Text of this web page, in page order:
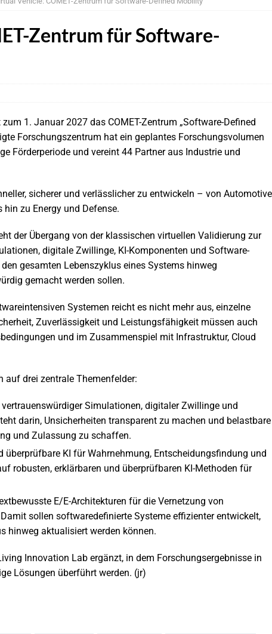
Markt: Produktion im Juli rückläufig BRANCHEN-NEWS
Zunahme bei Pkw-Neuzulassungen in Deutschland im Juli 2026
Licht für autonome Uber-Fahrten in London BRANCHEN-NEWS
wächst kräftig – Auftragseingänge erreichen Rekordniveau
Führung in der EMEA-Region neu BRANCHEN-NEWS
KI-Workflows für die Cybersecurity-Validierung
Zentrum für Software-
1. Januar 2027 das COMET-Zentrum „Software-Defined
Forschungszentrum hat ein geplantes Forschungsvolumen
Förderperiode und vereint 44 Partner aus Industrie und
sicherer und verlässlicher zu entwickeln – von Automotive
zu Energy und Defense.
der Übergang von der klassischen virtuellen Validierung zur
digitale Zwillinge, KI-Komponenten und Software-
gesamten Lebenszyklus eines Systems hinweg
gemacht werden sollen.
Systemen reicht es nicht mehr aus, einzelne
Zuverlässigkeit und Leistungsfähigkeit müssen auch
und im Zusammenspiel mit Infrastruktur, Cloud
auf drei zentrale Themenfelder:
Simulationen, digitaler Zwillinge und
darin, Unsicherheiten transparent zu machen und belastbare
und Zulassung zu schaffen.
überprüfbare KI für Wahrnehmung, Entscheidungsfindung und
robusten, erklärbaren und überprüfbaren KI-Methoden für
E/E-Architekturen für die Vernetzung von
sollen softwaredefinierte Systeme effizienter entwickelt,
hinweg aktualisiert werden können.
Innovation Lab ergänzt, in dem Forschungsergebnisse in
Lösungen überführt werden. (jr)